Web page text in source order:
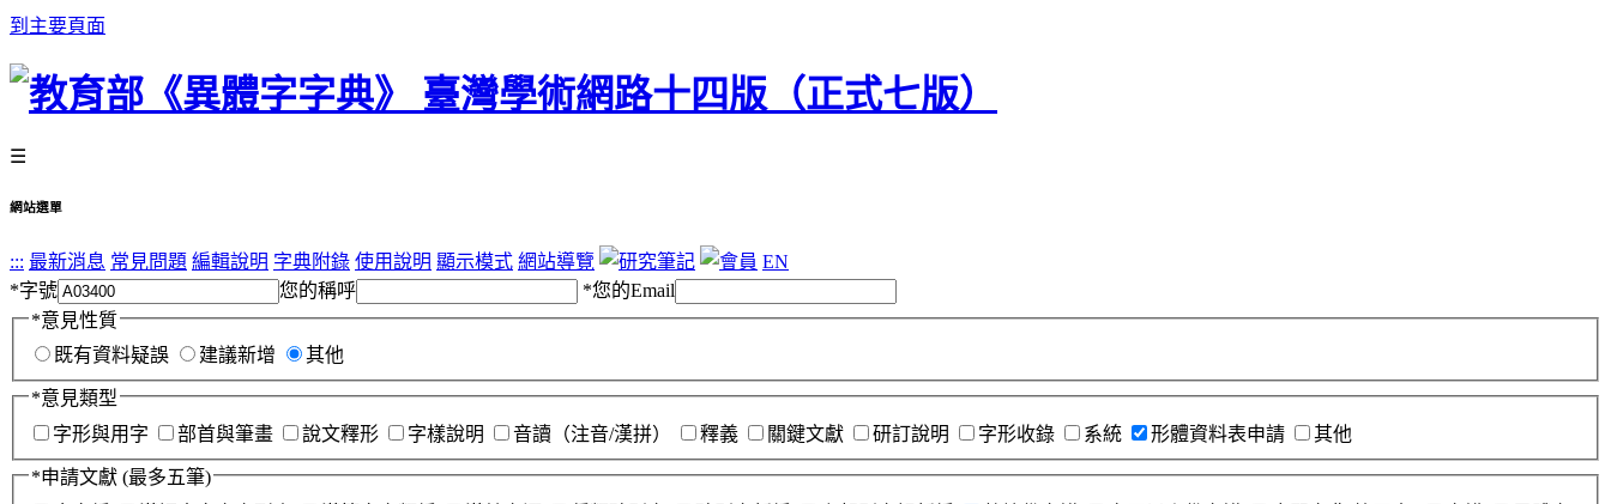
到主要頁面
☰
網站選單
::: 最新消息 常見問題 編輯說明 字典附錄 使用說明 顯示模式 網站導覽
EN
*字號 您的稱呼 *您的Email
*意見性質
既有資料疑誤
建議新增 其他
*意見類型
字形與用字
部首與筆畫 說文釋形 字樣說明 音讀（注音/漢拼） 釋義 關鍵文獻 研訂說明 字形收錄 系統 形體資料表申請 其他
*申請文獻 (最多五筆)